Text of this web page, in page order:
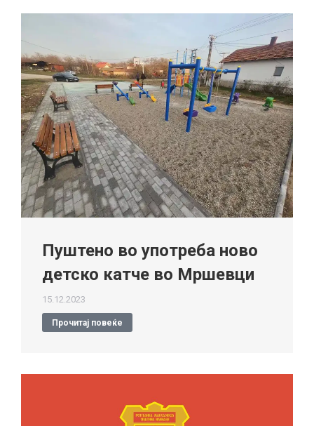
Пуштено во употреба ново
детско катче во Мршевци
15.12.2023
Прочитај повеќе